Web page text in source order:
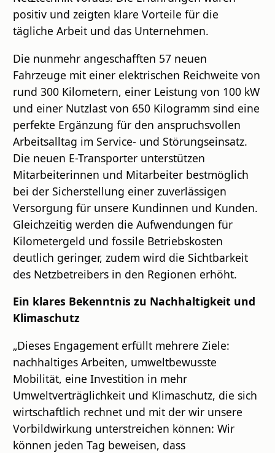
positiv und zeigten klare Vorteile für die
tägliche Arbeit und das Unternehmen.
Die nunmehr angeschafften 57 neuen
Fahrzeuge mit einer elektrischen Reichweite von
rund 300 Kilometern, einer Leistung von 100 kW
und einer Nutzlast von 650 Kilogramm sind eine
perfekte Ergänzung für den anspruchsvollen
Arbeitsalltag im Service- und Störungseinsatz.
Die neuen E-Transporter unterstützen
Mitarbeiterinnen und Mitarbeiter bestmöglich
bei der Sicherstellung einer zuverlässigen
Versorgung für unsere Kundinnen und Kunden.
Gleichzeitig werden die Aufwendungen für
Kilometergeld und fossile Betriebskosten
deutlich geringer, zudem wird die Sichtbarkeit
des Netzbetreibers in den Regionen erhöht.
Ein klares Bekenntnis zu Nachhaltigkeit und
Klimaschutz
„Dieses Engagement erfüllt mehrere Ziele:
nachhaltiges Arbeiten, umweltbewusste
Mobilität, eine Investition in mehr
Umweltverträglichkeit und Klimaschutz, die sich
wirtschaftlich rechnet und mit der wir unsere
Vorbildwirkung unterstreichen können: Wir
können jeden Tag beweisen, dass